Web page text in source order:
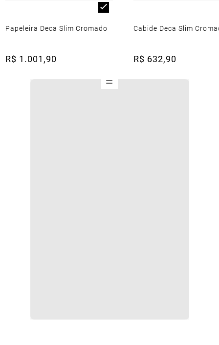
Papeleira Deca Slim Cromado
R$ 1 .001 ,90
Cabide Deca Slim
R$ 632,90
=